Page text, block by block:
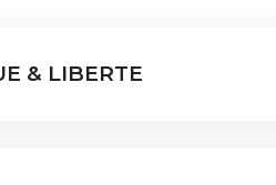
& LIBERTE